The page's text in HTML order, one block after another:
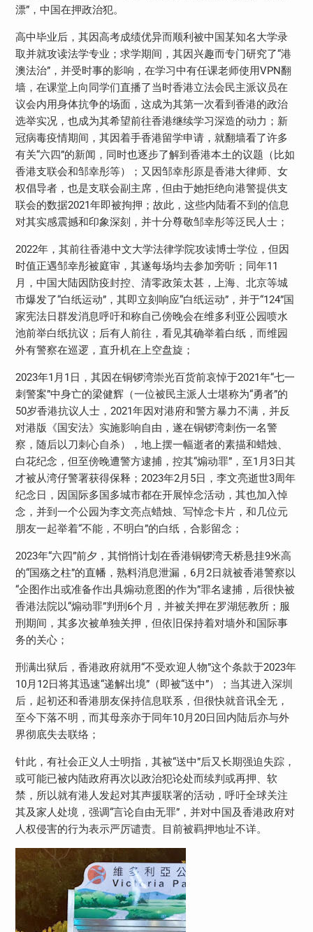
漂”，中国在押政治犯。
高中毕业后，其因高考成绩优异而顺利被中国某知名大学录
取并就攻读法学专业；求学期间，其因兴趣而专门研究了“港
澳法治”，并受时事的影响，在学习中有任课老师使用VPN翻
墙，在课堂上向同学们直播了当时香港立法会民主派议员在
议会内用身体抗争的场面，这成为其第一次看到香港的政治
选举实况，也成为其希望前往香港继续学习深造的动力；新
冠病毒疫情期间，其因着手香港留学申请，就翻墙看了许多
有关“六四”的新闻，同时也逐步了解到香港本土的议题（比如
香港支联会和邹幸彤等）；又因邹幸彤原是香港大律师、女
权倡导者，也是支联会​​副主席，但由于她拒绝向港警提供支
联会的数据2021年即被拘押；故此，这些内陆看不到的信息
对其实感震撼和印象深刻，并十分尊敬邹幸彤等泛民人士；
2022年，其前往香港中文大学法律学院攻读博士学位，但因
时值正遇邹幸彤被庭审，其遂每场均去参加旁听；同年11
月，中国大陆因防疫封控、清零政策太甚，上海、北京等城
市爆发了“白纸运动”，其即立刻响应“白纸运动”，并于“124”国
家宪法日群发消息呼吁和称自己傍晚会在维多利亚公园喷水
池前举白纸抗议；后有人前往，看见其确举着白纸，而维园
外有警察在巡逻，直升机在上空盘旋；
2023年1月1日，其因在铜锣湾崇光百货前哀悼于2021年“七一
刺警案”中身亡的梁健辉（一位被民主派人士堪称为“勇者”的
50岁香港抗议人士，2021年因对港府和警方暴力不满，并反
对港版《国安法》实施影响自由，遂在铜锣湾刺伤一名警
察，随后以刀刺心自杀），地上摆一幅逝者的素描和蜡烛、
白花纪念，但至傍晚遭警方逮捕，控其“煽动罪”，至1月3日其
才被从湾仔警署获得保释；2023年2月5日，李文亮逝世3周年
纪念日，因国际多国多城市都在开展悼念活动，其也加入悼
念，并到一个公园为李文亮点蜡烛、写悼念卡片，和几位元
朋友一起举着“不能，不明白”的白纸，合影留念；
2023年“六四”前夕，其悄悄计划在香港铜锣湾天桥悬挂9米高
的“国殇之柱”的直幡，熟料消息泄漏，6月2日就被香港警察以
“企图作出或准备作出具煽动意图的作为”罪名逮捕，后很快被
香港法院以“煽动罪”判刑6个月，并被关押在罗湖惩教所；服
刑期间，其多次被单独关押，但依旧保持着对墙外和国际事
务的关心；
刑满出狱后，香港政府就用“不受欢迎人物”这个条款于2023年
10月12日将其迅速“递解出境”（即被“送中”）；当其进入深圳
后，起初还和香港朋友保持信息联系，但很快就音讯全无，
至今下落不明，而其母亲亦于同年10月20日回内陆后亦与外
界彻底失去联络；
针此，有社会正义人士明指，其被“送中”后又长期强迫失踪，
或可能已被内陆政府再次以政治犯论处而续判或再押、软
禁，所以就有港人发起对其声援联署的活动，呼吁全球关注
其及家人处境，强调“言论自由无罪”，并对中国及香港政府对
人权侵害的行为表示严厉谴责。目前被羁押地址不详。